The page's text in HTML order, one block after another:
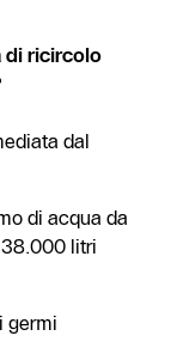
di ricircolo
dal
di acqua da
38.000 litri
germi